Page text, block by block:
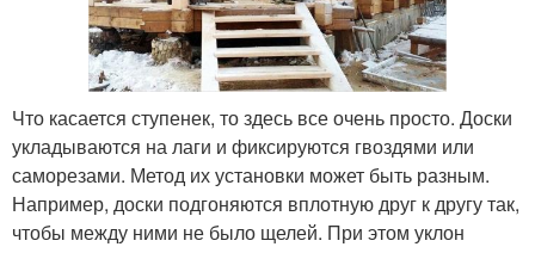
Что касается ступенек, то здесь все очень просто. Доски
укладываются на лаги и фиксируются гвоздями или
саморезами. Метод их установки может быть разным.
Например, доски подгоняются вплотную друг к другу так,
чтобы между ними не было щелей. При этом уклон